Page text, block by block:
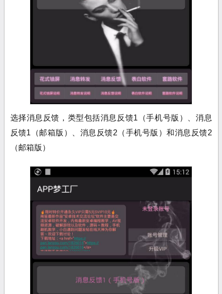
选择消息反馈，类型包括消息反馈1（手机号版）、消息
反馈1（邮箱版）、消息反馈2（手机号版）和消息反馈2
（邮箱版）